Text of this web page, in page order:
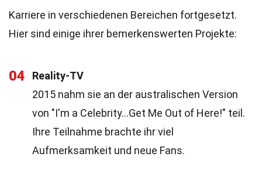
Karriere in verschiedenen Bereichen fortgesetzt.
Hier sind einige ihrer bemerkenswerten Projekte:
04
Reality-TV
2015 nahm sie an der australischen Version
von "I'm a Celebrity…Get Me Out of Here!" teil.
Ihre Teilnahme brachte ihr viel
Aufmerksamkeit und neue Fans.